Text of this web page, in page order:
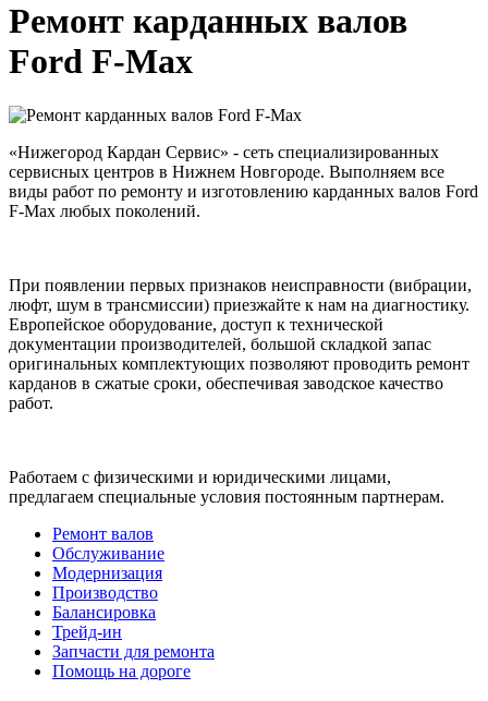
Ремонт карданных валов
Ford F-Max
«Нижегород Кардан Сервис» - сеть специализированных
сервисных центров в Нижнем Новгороде. Выполняем все
виды работ по ремонту и изготовлению карданных валов Ford
F-Max любых поколений.
При появлении первых признаков неисправности (вибрации,
люфт, шум в трансмиссии) приезжайте к нам на диагностику.
Европейское оборудование, доступ к технической
документации производителей, большой складкой запас
оригинальных комплектующих позволяют проводить ремонт
карданов в сжатые сроки, обеспечивая заводское качество
работ.
Работаем с физическими и юридическими лицами,
предлагаем специальные условия постоянным партнерам.
Ремонт валов
Обслуживание
Модернизация
Производство
Балансировка
Трейд-ин
Запчасти для ремонта
Помощь на дороге